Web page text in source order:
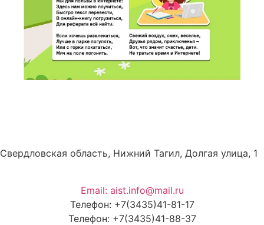
Свердловская область, Нижний Тагил, Долгая улица, 1
Email: aist.info@mail.ru
Телефон: +7(3435)41-81-17
Телефон: +7(3435)41-88-37